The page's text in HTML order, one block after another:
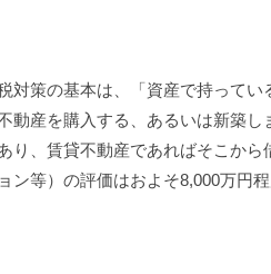
策の基本は、「資産で持って
動産を購入する、あるいは新築
り、賃貸不動産であればそこか
ン等）の評価はおよそ8,000万円